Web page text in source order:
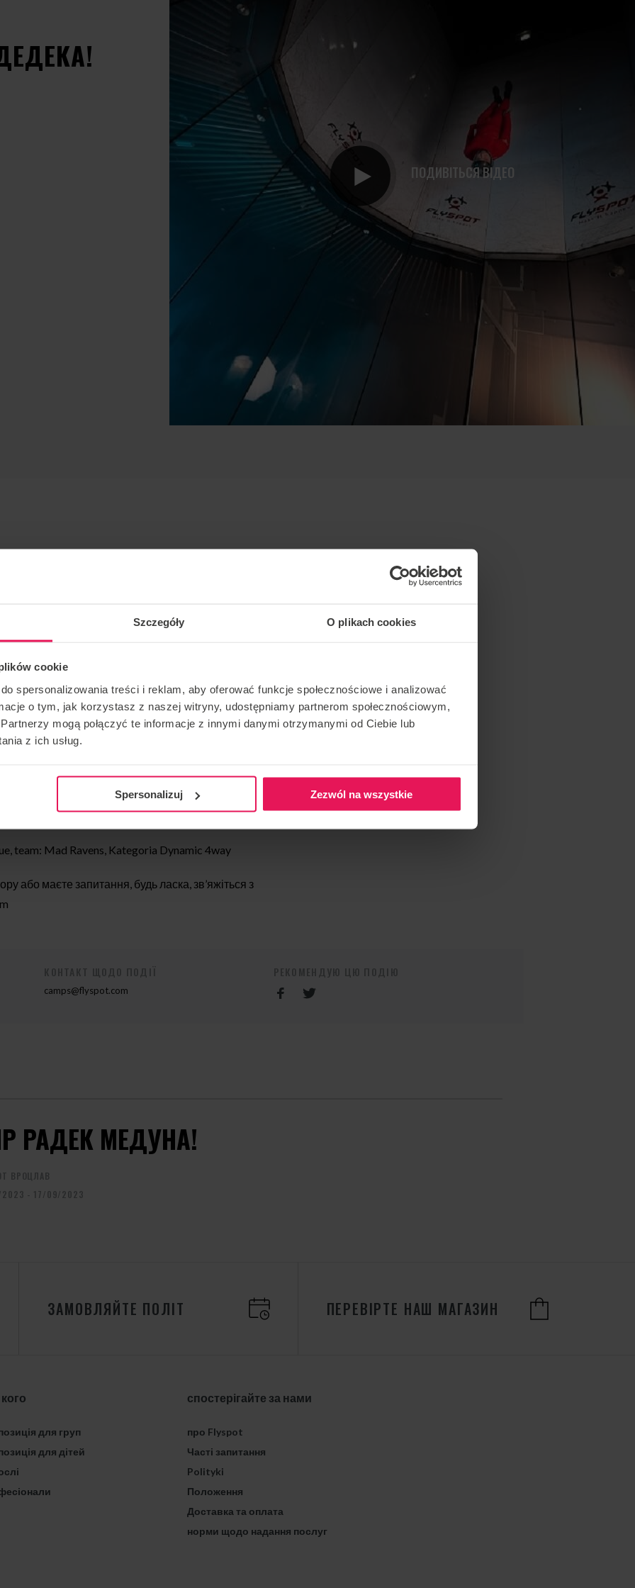
Szczegóły O plikach cookies
cookie
spersonalizowania treści i reklam, aby oferować funkcje społecznościowe i analizować
o tym, jak korzystasz z naszej witryny, udostępniamy partnerom społecznościowym,
mogą połączyć te informacje z innymi danymi otrzymanymi od Ciebie lub
z ich usług.
Spersonalizuj Zezwól na wszystkie
ПОДИВІТЬСЯ ВІДЕО
динамічний, vfs
Flyspot Unlimited, категорії Dynamic 2way
команда: Mad Ravens, категорії: Dynamic
Kategoria: Freestyle
Mad Ravens, Kategoria Dynamic 4way
team: Mad Ravens, Kategoria Dynamic 4way
або маєте запитання, будь ласка, зв’яжіться з
camps@flyspot.com
РАДЕК МЕДУНА!
ВРОЦЛАВ
- 17/09/2023
ЗАМОВЛЯЙТЕ ПОЛІТ ПЕРЕВІРТЕ НАШ МАГАЗИН
для груп
для дітей
спостерігайте за нами
про Flyspot
Часті запитання
Polityki
Положення
Доставка та оплата
норми щодо надання послуг